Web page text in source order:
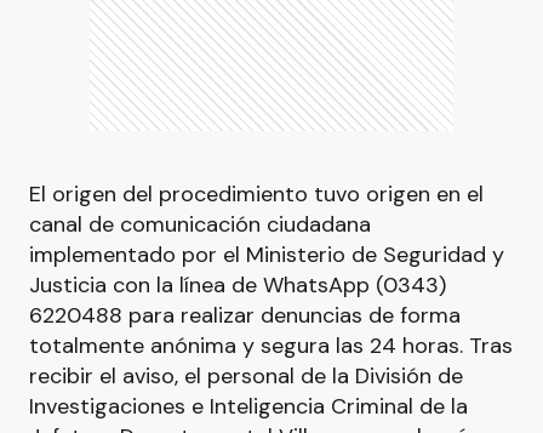
El origen del procedimiento tuvo origen en el
canal de comunicación ciudadana
implementado por el Ministerio de Seguridad y
Justicia con la línea de WhatsApp (0343)
6220488 para realizar denuncias de forma
totalmente anónima y segura las 24 horas. Tras
recibir el aviso, el personal de la División de
Investigaciones e Inteligencia Criminal de la